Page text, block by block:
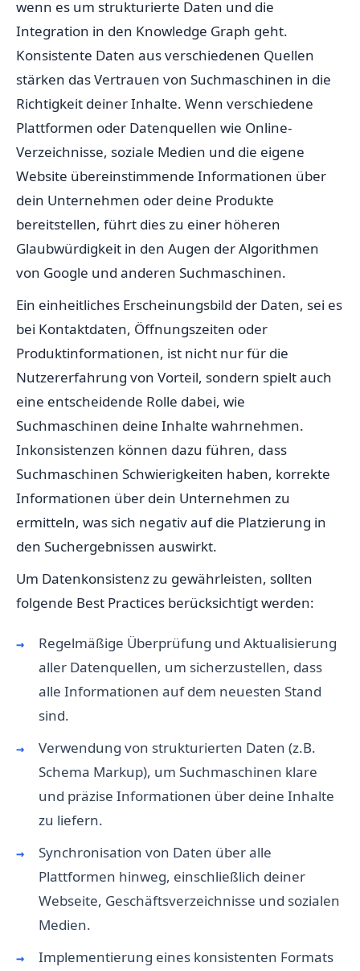
wenn es um strukturierte Daten und die
Integration in den Knowledge Graph geht.
Konsistente Daten aus verschiedenen Quellen
stärken das Vertrauen von Suchmaschinen in die
Richtigkeit deiner Inhalte. Wenn verschiedene
Plattformen oder Datenquellen wie Online-
Verzeichnisse, soziale Medien und die eigene
Website übereinstimmende Informationen über
dein Unternehmen oder deine Produkte
bereitstellen, führt dies zu einer höheren
Glaubwürdigkeit in den Augen der Algorithmen
von Google und anderen Suchmaschinen.
Ein einheitliches Erscheinungsbild der Daten, sei es
bei Kontaktdaten, Öffnungszeiten oder
Produktinformationen, ist nicht nur für die
Nutzererfahrung von Vorteil, sondern spielt auch
eine entscheidende Rolle dabei, wie
Suchmaschinen deine Inhalte wahrnehmen.
Inkonsistenzen können dazu führen, dass
Suchmaschinen Schwierigkeiten haben, korrekte
Informationen über dein Unternehmen zu
ermitteln, was sich negativ auf die Platzierung in
den Suchergebnissen auswirkt.
Um Datenkonsistenz zu gewährleisten, sollten
folgende Best Practices berücksichtigt werden:
Regelmäßige Überprüfung und Aktualisierung
aller Datenquellen, um sicherzustellen, dass
alle Informationen auf dem neuesten Stand
sind.
Verwendung von strukturierten Daten (z.B.
Schema Markup), um Suchmaschinen klare
und präzise Informationen über deine Inhalte
zu liefern.
Synchronisation von Daten über alle
Plattformen hinweg, einschließlich deiner
Webseite, Geschäftsverzeichnisse und sozialen
Medien.
Implementierung eines konsistenten Formats